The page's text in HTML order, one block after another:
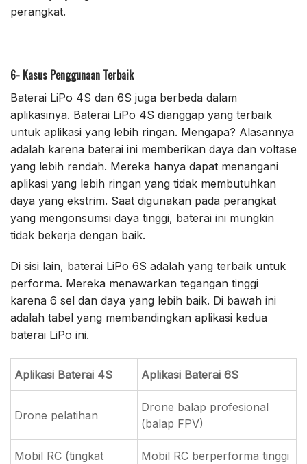
perangkat.
6- Kasus Penggunaan Terbaik
Baterai LiPo 4S dan 6S juga berbeda dalam
aplikasinya. Baterai LiPo 4S dianggap yang terbaik
untuk aplikasi yang lebih ringan. Mengapa? Alasannya
adalah karena baterai ini memberikan daya dan voltase
yang lebih rendah. Mereka hanya dapat menangani
aplikasi yang lebih ringan yang tidak membutuhkan
daya yang ekstrim. Saat digunakan pada perangkat
yang mengonsumsi daya tinggi, baterai ini mungkin
tidak bekerja dengan baik.
Di sisi lain, baterai LiPo 6S adalah yang terbaik untuk
performa. Mereka menawarkan tegangan tinggi
karena 6 sel dan daya yang lebih baik. Di bawah ini
adalah tabel yang membandingkan aplikasi kedua
baterai LiPo ini.
Aplikasi Baterai 4S Aplikasi Baterai 6S
Drone pelatihan
Drone balap profesional
(balap FPV)
Mobil RC (tingkat
Mobil RC berperforma tinggi